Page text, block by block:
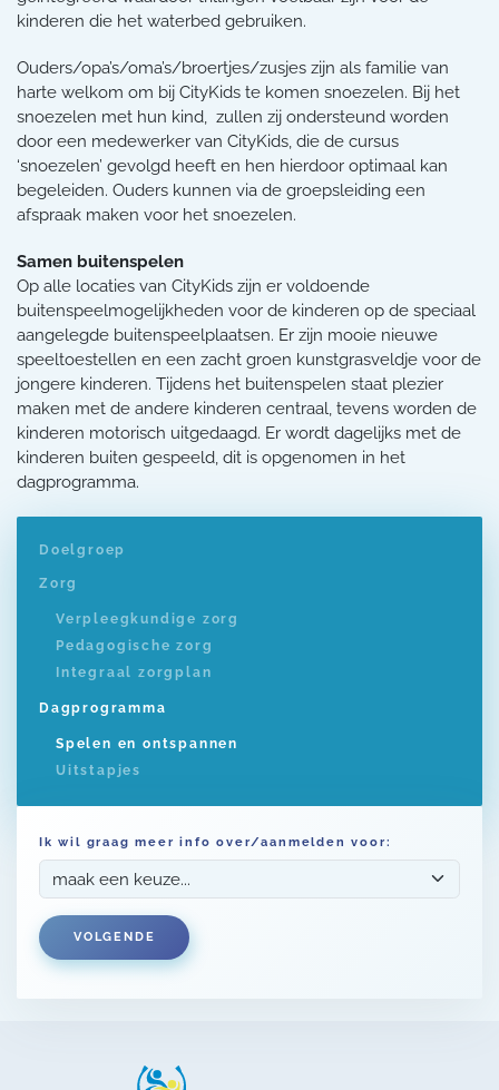
kinderen die het waterbed gebruiken.
Ouders/opa’s/oma’s/broertjes/zusjes zijn als familie van
harte welkom om bij CityKids te komen snoezelen. Bij het
snoezelen met hun kind, zullen zij ondersteund worden
door een medewerker van CityKids, die de cursus
‘snoezelen’ gevolgd heeft en hen hierdoor optimaal kan
begeleiden. Ouders kunnen via de groepsleiding een
afspraak maken voor het snoezelen.
Samen buitenspelen
Op alle locaties van CityKids zijn er voldoende
buitenspeelmogelijkheden voor de kinderen op de speciaal
aangelegde buitenspeelplaatsen. Er zijn mooie nieuwe
speeltoestellen en een zacht groen kunstgrasveldje voor de
jongere kinderen. Tijdens het buitenspelen staat plezier
maken met de andere kinderen centraal, tevens worden de
kinderen motorisch uitgedaagd. Er wordt dagelijks met de
kinderen buiten gespeeld, dit is opgenomen in het
dagprogramma.
Doelgroep
Zorg
Verpleegkundige zorg
Pedagogische zorg
Integraal zorgplan
Dagprogramma
Spelen en ontspannen
Uitstapjes
Ik wil graag meer info over/aanmelden voor:
VOLGENDE